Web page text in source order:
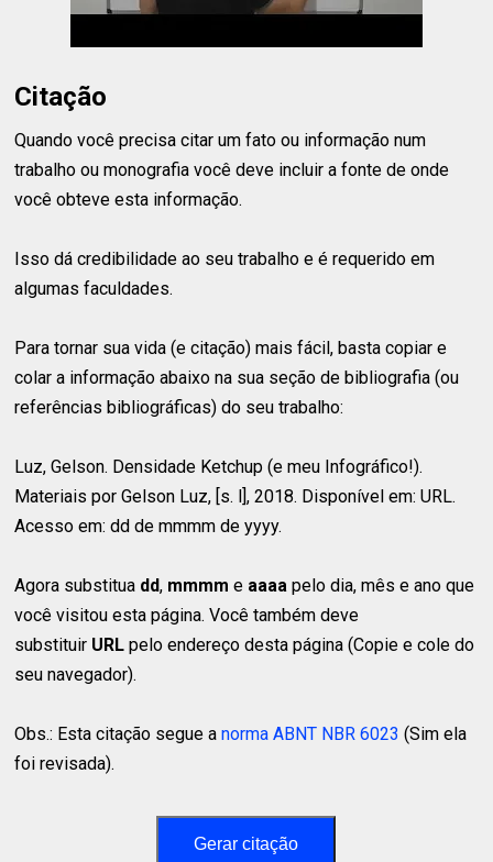
Citação
Quando você precisa citar um fato ou informação num
trabalho ou monografia você deve incluir a fonte de onde
você obteve esta informação.
Isso dá credibilidade ao seu trabalho e é requerido em
algumas faculdades.
Para tornar sua vida (e citação) mais fácil, basta copiar e
colar a informação abaixo na sua seção de bibliografia (ou
referências bibliográficas) do seu trabalho:
Luz, Gelson. Densidade Ketchup (e meu Infográfico!).
Materiais por Gelson Luz, [s. l], 2018. Disponível em: URL.
Acesso em: dd de mmmm de yyyy.
Agora substitua dd, mmmm e aaaa pelo dia, mês e ano que
você visitou esta página. Você também deve
substituir URL pelo endereço desta página (Copie e cole do
seu navegador).
Obs.: Esta citação segue anorma ABNT NBR 6023 (Sim ela
foi revisada).
Gerar citação